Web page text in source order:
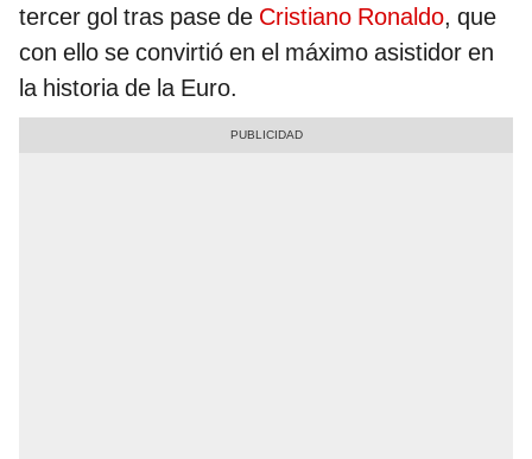
tercer gol tras pase de Cristiano Ronaldo, que
con ello se convirtió en el máximo asistidor en
la historia de la Euro.